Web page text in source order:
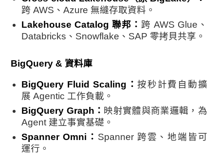
跨 AWS、Azure 無縫存取資料。
Lakehouse Catalog 聯邦： 跨 AWS Glue、
Databricks、Snowflake、SAP 零拷貝共享。
BigQuery & 資料庫
BigQuery Fluid Scaling：按秒計費自動擴
展 Agentic 工作負載。
BigQuery Graph： 映射實體與商業邏輯，為
Agent 建立事實基礎。
Spanner Omni： Spanner 跨雲、地端皆可
運行。